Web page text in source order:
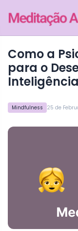
Mindfulness 25 de
Como a Psicologia Contribui
para o